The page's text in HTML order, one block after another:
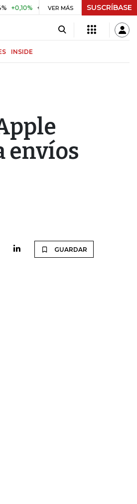
+0,98% UVR $ 417,01 +$ 0,05
VER MÁS SUSCRÍBASE
INSIDE
envíos
GUARDAR